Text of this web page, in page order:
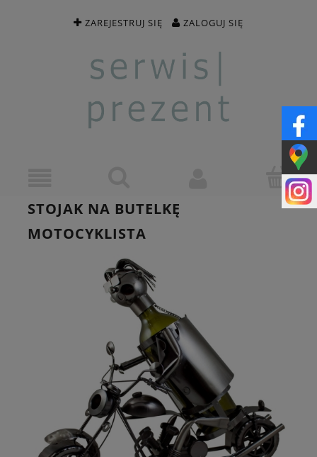
ZAREJESTRUJ SIĘ ZALOGUJ SIĘ
STOJAK NA BUTELKĘ
MOTOCYKLISTA